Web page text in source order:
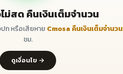
ม่สด คืนเงินเต็มจำนวน
ก หรือเสียหาย Cmosa คืนเงินเต็มจำนวน
ชม.
ดูเงื่อนไข →